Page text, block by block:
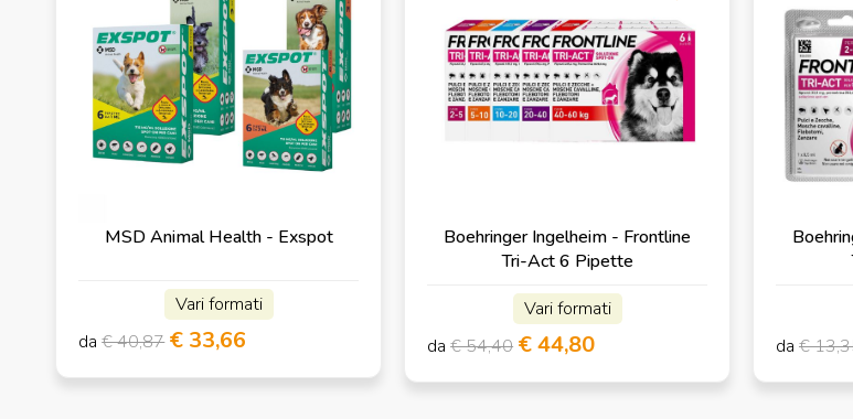
MSD Animal Health - Exspot
Vari formati
da€ 40,87 € 33,66
Boehringer Ingelheim - Frontline
Tri-Act 6 Pipette
Vari formati
da€ 54,40 € 44,80
da €